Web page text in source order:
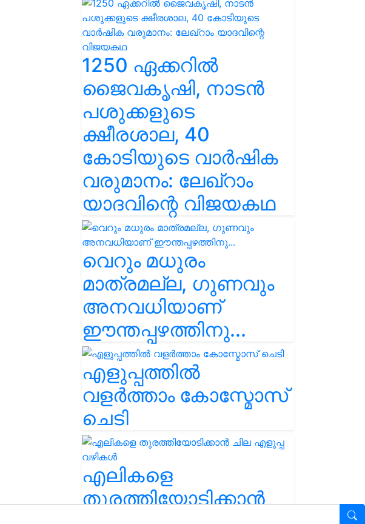
1250 ഏക്കറിൽ
ജൈവകൃഷി, നാടൻ
പശുക്കളുടെ
ക്ഷീരശാല, 40
കോടിയുടെ വാർഷിക
വരുമാനം: ലേഖ്‌റാം
യാദവിന്റെ വിജയകഥ
വെറും മധുരം
മാത്രമല്ല, ഗുണവും
അനവധിയാണ്
ഈന്തപ്പഴത്തിനു...
എളുപ്പത്തിൽ
വളർത്താം കോസ്മോസ്
ചെടി
എലികളെ
തുരത്തിയോടിക്കാൻ